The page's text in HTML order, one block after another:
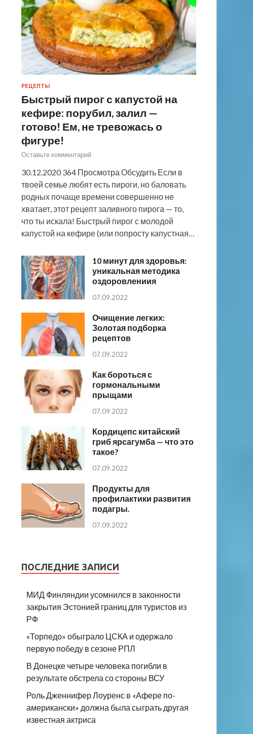
РЕЦЕПТЫ
Быстрый пирог с капустой на
кефире: порубил, залил —
готово! Ем, не тревожась о
фигуре!
Оставьте комментарий
30.12.2020 364 Просмотра Обсудить Если в
твоей семье любят есть пироги, но баловать
родных почаще времени совершенно не
хватает, этот рецепт заливного пирога — то,
что ты искала! Быстрый пирог с молодой
капустой на кефире (или попросту капустная…
10 минут для здоровья:
уникальная методика
оздоровлениия
07.09.2022
Очищение легких:
Золотая подборка
рецептов
07.09.2022
Как бороться с
гормональными
прыщами
07.09.2022
Кордицепс китайский
гриб ярсагумба — что это
такое?
07.09.2022
Продукты для
профилактики развития
подагры.
07.09.2022
ПОСЛЕДНИЕ ЗАПИСИ
МИД Финляндии усомнился в законности
закрытия Эстонией границ для туристов из
РФ
«Торпедо» обыграло ЦСКА и одержало
первую победу в сезоне РПЛ
В Донецке четыре человека погибли в
результате обстрела со стороны ВСУ
Роль Дженнифер Лоуренс в «Афере по-
американски» должна была сыграть другая
известная актриса